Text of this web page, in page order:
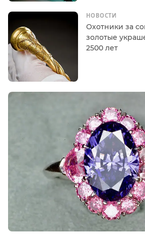
НОВОСТИ
Охотники за
золотые
2500 лет